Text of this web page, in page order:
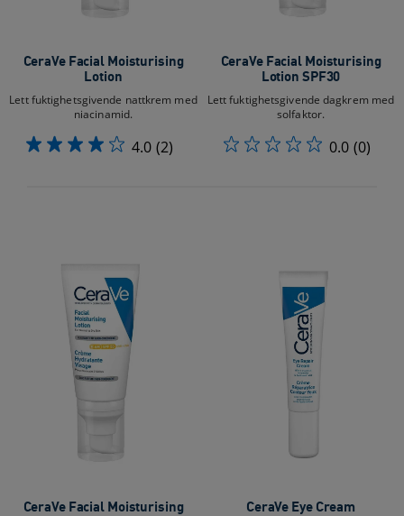
CeraVe Facial Moisturising
Lotion
Lett fuktighetsgivende nattkrem med
niacinamid.
4.0 (2)
CeraVe Facial Moisturising
Lotion SPF30
Lett fuktighetsgivende dagkrem med
solfaktor.
0.0 (0)
CeraVe Facial Moisturising
CeraVe Eye Cream